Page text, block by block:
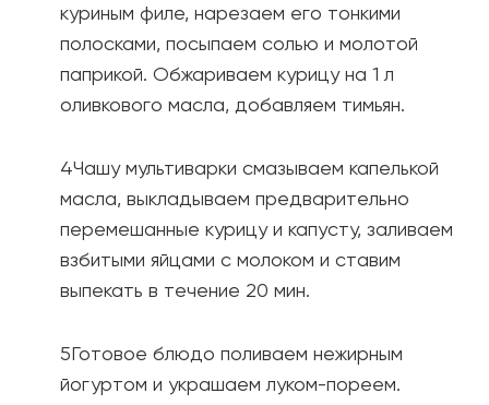
куриным филе, нарезаем его тонкими
полосками, посыпаем солью и молотой
паприкой. Обжариваем курицу на 1 л
оливкового масла, добавляем тимьян.
Чашу мультиварки смазываем капелькой
масла, выкладываем предварительно
перемешанные курицу и капусту, заливаем
взбитыми яйцами с молоком и ставим
выпекать в течение 20 мин.
Готовое блюдо поливаем нежирным
йогуртом и украшаем луком-пореем.